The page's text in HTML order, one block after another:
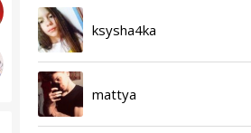
ksysha4ka
mattya